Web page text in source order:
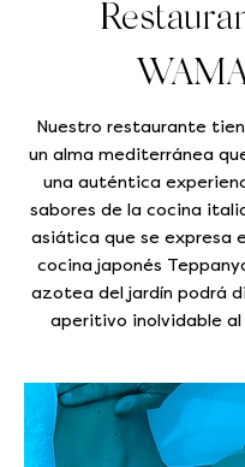
Nuestro restaurante
un alma mediterránea
una auténtica
sabores de la cocina
asiática que se expresa
cocina japonés
azotea del jardín podrá
aperitivo inolvidable